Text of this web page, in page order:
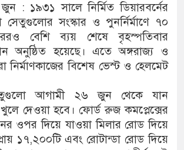
: ১৯৩১ সালে নির্মিত ডিয়ারবর্নের
সেতুগুলোর সংস্কার ও পুনর্নির্মাণে ৭০
বেশি ব্যয় শেষে বৃহস্পতিবার
অনুষ্ঠিত হয়েছে। এতে অঙ্গরাজ্য ও
নির্মাণকাজের বিশেষ ভেস্ট ও হেলমেট
আগামী ২৬ জুন থেকে যান
দেওয়া হবে। ফোর্ড রুজ কমপ্লেক্সের
ওপর দিয়ে যাওয়া মিলার রোড দিয়ে
১৭,২০০টি এবং রোটান্ডা রোড দিয়ে